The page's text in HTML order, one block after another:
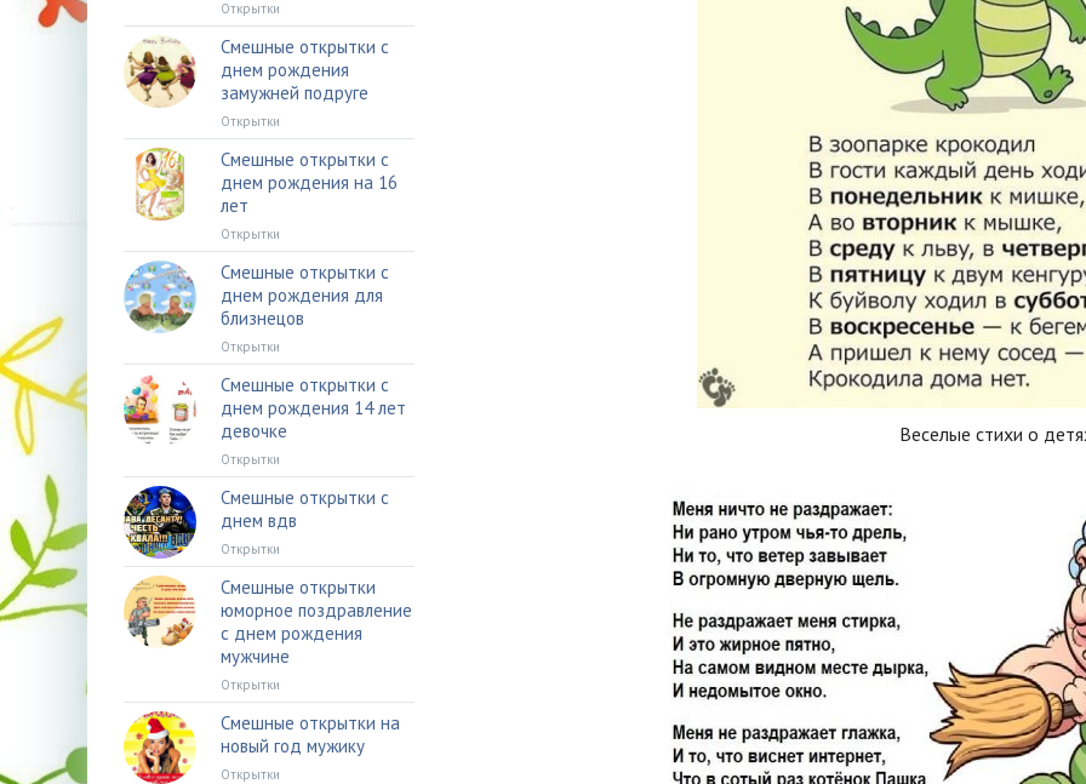
Веселые стихи о
Открытки
Смешные открытки с
днем рождения
замужней подруге
Открытки
Смешные открытки с
днем рождения на 16
лет
Открытки
Смешные открытки с
днем рождения для
близнецов
Открытки
Смешные открытки с
днем рождения 14 лет
девочке
Открытки
Смешные открытки с
днем вдв
Открытки
Смешные открытки
юморное поздравление
с днем рождения
мужчине
Открытки
Смешные открытки на
новый год мужику
Открытки